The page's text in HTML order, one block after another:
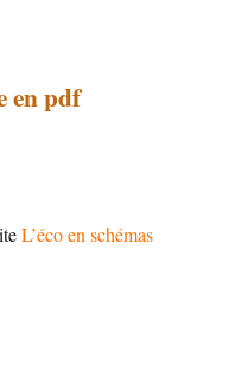
en pdf
L’éco en schémas